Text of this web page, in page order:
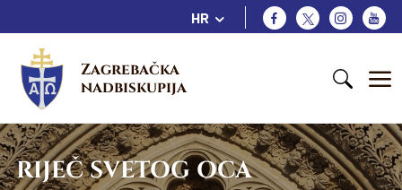
HR
Zagrebačka
nadbiskupija
RIJEČ SVETOG OCA